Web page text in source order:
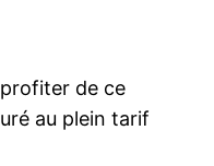
de ce
au plein tarif